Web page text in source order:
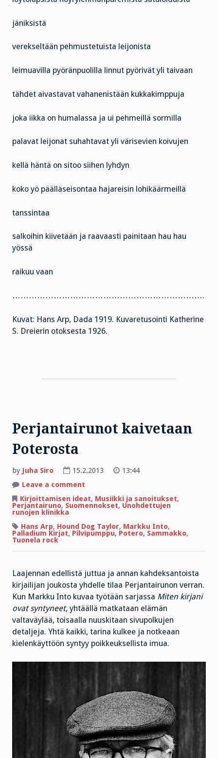
jäniksistä
verekseltään pehmustetuista leijonista
leimuavilla pyöränpuolilla linnut pyörivät yli taivaan
tähdet aivastavat vahanenistään kukkakimppuja
joka iikka on humalassa ja ui pehmeillä sormilla
palavat leijonat suhahtavat yli värisevien koivujen
kellä häntä on sitoo siihen lyhdyn
koko yö päälläseisontaa hajareisin lohikäärmeillä
tanssintaa
salkoihin kiivetään ja raavaasti painitaan hau hau
yössä
raikuu vaan
…………………………………………………………….
Kuvat: Hans Arp, Dada 1919. Kuvaretusointi Katherine
S. Dreierin otoksesta 1926.
Perjantairunot kaivetaan
Poterosta
by Juha Siro 15.2.2013
13:44
Leave a comment
kaivetaan
Poterosta
Kirjoittamisen ideat, Musiikki ja sanoitukset,
Perjantairuno, Suomennokset, Unohdettujen
runojen klinikka
Hans Arp, Hound Dog Taylor, Markku Into,
Palladium Kirjat, Pilvipumppu, Potero, Sammakko,
Tuonela rock
Laajennan edellistä juttua ja annan kahdeksantoista
kirjailijan joukosta yhdelle tilaa Perjantairunon verran.
Kun Markku Into kuvaa työtään sarjassa Miten kirjani
ovat syntyneet, yhtäällä matkataan elämän
valtaväylää, toisaalla nuuskitaan sivupolkujen
detaljeja. Yhtä kaikki, tarina kulkee ja notkeaan
kielenkäyttöön syntyy poikkeuksellista imua.